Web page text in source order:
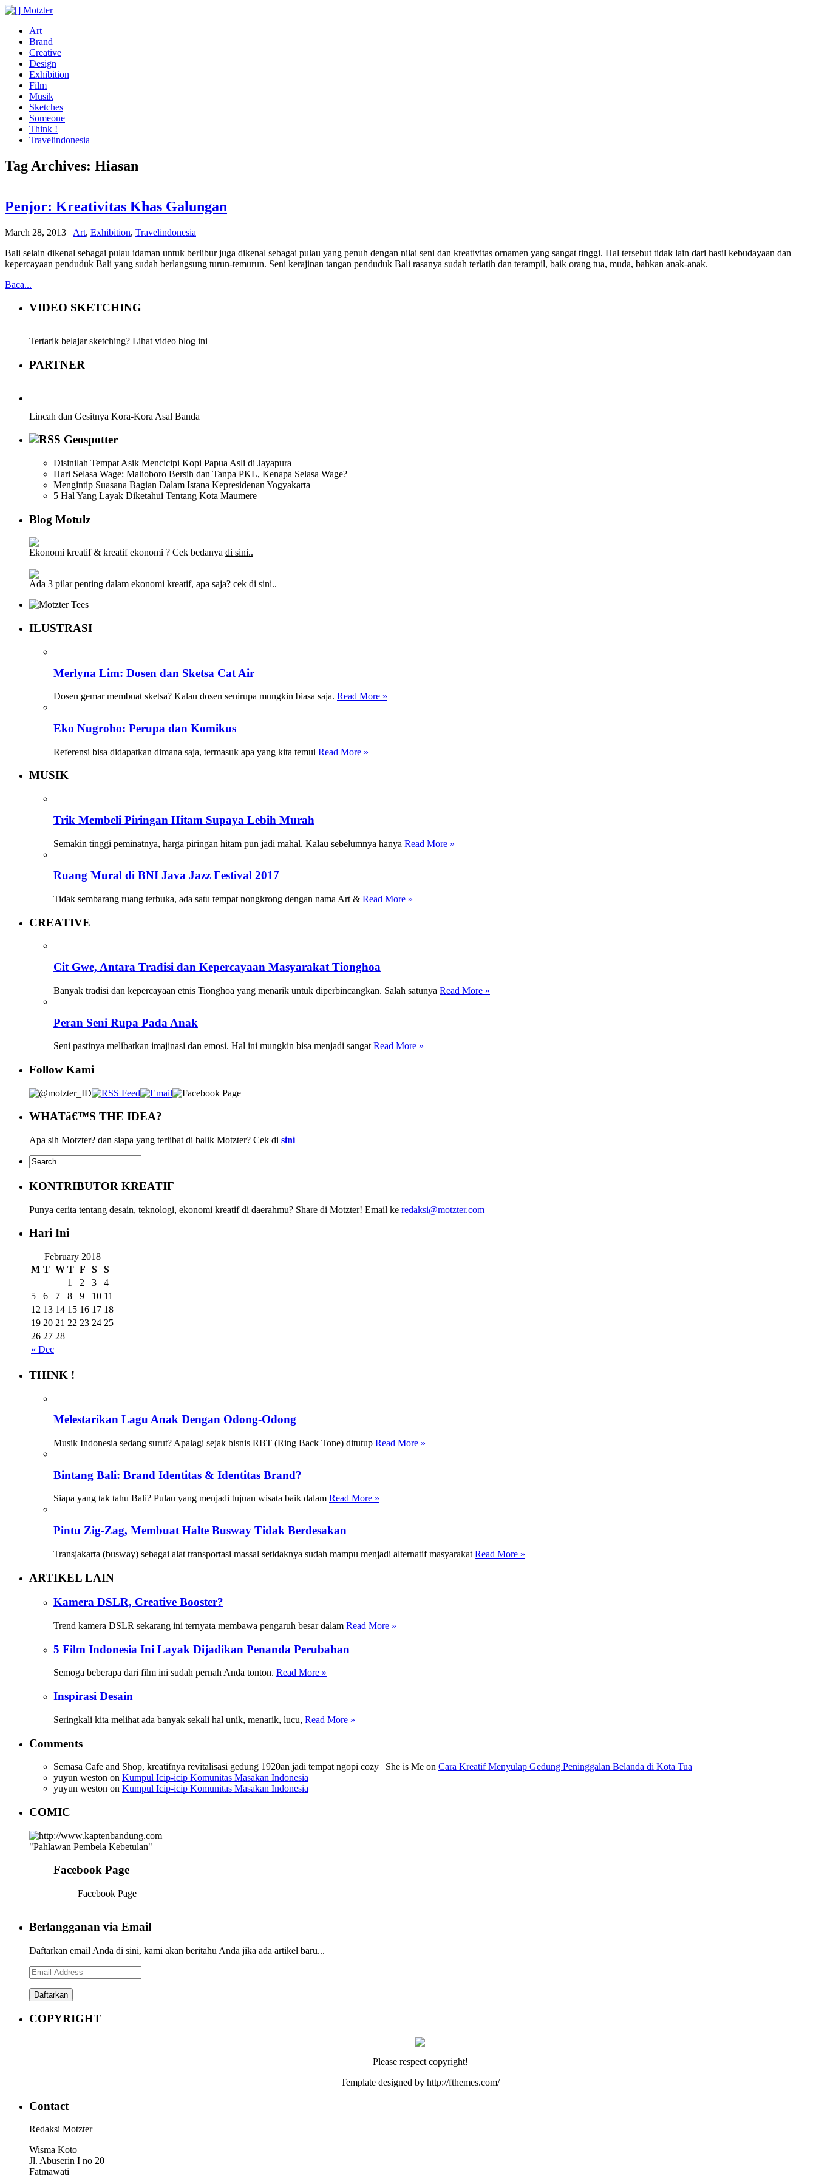
Art
Brand
Creative
Design
Exhibition
Film
Musik
Sketches
Someone
Think !
Travelindonesia
Tag Archives: Hiasan
Penjor: Kreativitas Khas Galungan
March 28, 2013 Art, Exhibition, Travelindonesia
Bali selain dikenal sebagai pulau idaman untuk berlibur juga dikenal sebagai pulau yang penuh dengan nilai seni dan kreativitas ornamen yang sangat tinggi. Hal tersebut tidak lain dari hasil kebudayaan dan
kepercayaan penduduk Bali yang sudah berlangsung turun-temurun. Seni kerajinan tangan penduduk Bali rasanya sudah terlatih dan terampil, baik orang tua, muda, bahkan anak-anak.
Baca...
VIDEO SKETCHING
Tertarik belajar sketching? Lihat video blog ini
PARTNER
Lincah dan Gesitnya Kora-Kora Asal Banda
Geospotter
Disinilah Tempat Asik Mencicipi Kopi Papua Asli di Jayapura
Hari Selasa Wage: Malioboro Bersih dan Tanpa PKL, Kenapa Selasa Wage?
Mengintip Suasana Bagian Dalam Istana Kepresidenan Yogyakarta
5 Hal Yang Layak Diketahui Tentang Kota Maumere
Blog Motulz
Ekonomi kreatif & kreatif ekonomi ? Cek bedanya di sini..
Ada 3 pilar penting dalam ekonomi kreatif, apa saja? cek di sini..
ILUSTRASI
Merlyna Lim: Dosen dan Sketsa Cat Air
Dosen gemar membuat sketsa? Kalau dosen senirupa mungkin biasa saja. Read More »
Eko Nugroho: Perupa dan Komikus
Referensi bisa didapatkan dimana saja, termasuk apa yang kita temui Read More »
MUSIK
Trik Membeli Piringan Hitam Supaya Lebih Murah
Semakin tinggi peminatnya, harga piringan hitam pun jadi mahal. Kalau sebelumnya hanya Read More »
Ruang Mural di BNI Java Jazz Festival 2017
Tidak sembarang ruang terbuka, ada satu tempat nongkrong dengan nama Art & Read More »
CREATIVE
Cit Gwe, Antara Tradisi dan Kepercayaan Masyarakat Tionghoa
Banyak tradisi dan kepercayaan etnis Tionghoa yang menarik untuk diperbincangkan. Salah satunya Read More »
Peran Seni Rupa Pada Anak
Seni pastinya melibatkan imajinasi dan emosi. Hal ini mungkin bisa menjadi sangat Read More »
Follow Kami
WHATâ€™S THE IDEA?
Apa sih Motzter? dan siapa yang terlibat di balik Motzter? Cek di sini
KONTRIBUTOR KREATIF
Punya cerita tentang desain, teknologi, ekonomi kreatif di daerahmu? Share di Motzter! Email ke redaksi@motzter.com
Hari Ini
February 2018
M T W T F S S
« Dec
1 2 3
4
5
6 7 8 9 10 11
12 13 14 15 16 17 18
19 20 21 22 23 24 25
26 27 28
THINK !
Melestarikan Lagu Anak Dengan Odong-Odong
Musik Indonesia sedang surut? Apalagi sejak bisnis RBT (Ring Back Tone) ditutup Read More »
Bintang Bali: Brand Identitas & Identitas Brand?
Siapa yang tak tahu Bali? Pulau yang menjadi tujuan wisata baik dalam Read More »
Pintu Zig-Zag, Membuat Halte Busway Tidak Berdesakan
Transjakarta (busway) sebagai alat transportasi massal setidaknya sudah mampu menjadi alternatif masyarakat Read More »
ARTIKEL LAIN
Kamera DSLR, Creative Booster?
Trend kamera DSLR sekarang ini ternyata membawa pengaruh besar dalam Read More »
5 Film Indonesia Ini Layak Dijadikan Penanda Perubahan
Semoga beberapa dari film ini sudah pernah Anda tonton. Read More »
Inspirasi Desain
Seringkali kita melihat ada banyak sekali hal unik, menarik, lucu, Read More »
Comments
Semasa Cafe and Shop, kreatifnya revitalisasi gedung 1920an jadi tempat ngopi cozy | She is Me on Cara Kreatif Menyulap Gedung Peninggalan Belanda di Kota Tua
yuyun weston on Kumpul Icip-icip Komunitas Masakan Indonesia
yuyun weston on Kumpul Icip-icip Komunitas Masakan Indonesia
COMIC
"Pahlawan Pembela Kebetulan"
Facebook Page
Facebook Page
Berlangganan via Email
Daftarkan email Anda di sini, kami akan beritahu Anda jika ada artikel baru...
Email
Address
COPYRIGHT
Please respect copyright!
Template designed by http://fthemes.com/
Contact
Redaksi Motzter
Wisma Koto
Jl. Abuserin I no 20
Fatmawati